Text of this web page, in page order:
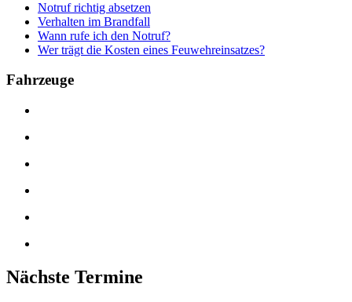
Notruf richtig absetzen
Verhalten im Brandfall
Wann rufe ich den Notruf?
Wer trägt die Kosten eines Feuwehreinsatzes?
Fahrzeuge
Nächste Termine